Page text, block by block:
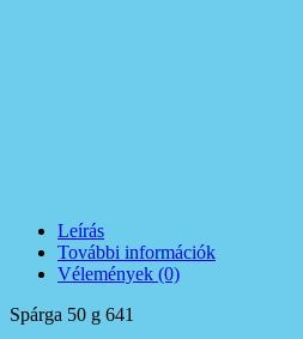
Leírás
További információk
Vélemények (0)
Spárga 50 g 641